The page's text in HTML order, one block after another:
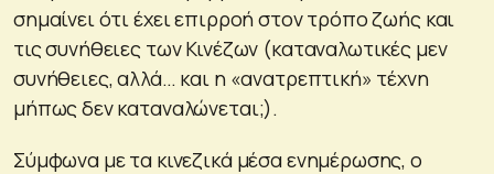
σημαίνει ότι έχει επιρροή στον τρόπο ζωής και
τις συνήθειες των Κινέζων (καταναλωτικές μεν
συνήθειες, αλλά… και η «ανατρεπτική» τέχνη
μήπως δεν καταναλώνεται;).
Σύμφωνα με τα κινεζικά μέσα ενημέρωσης, ο